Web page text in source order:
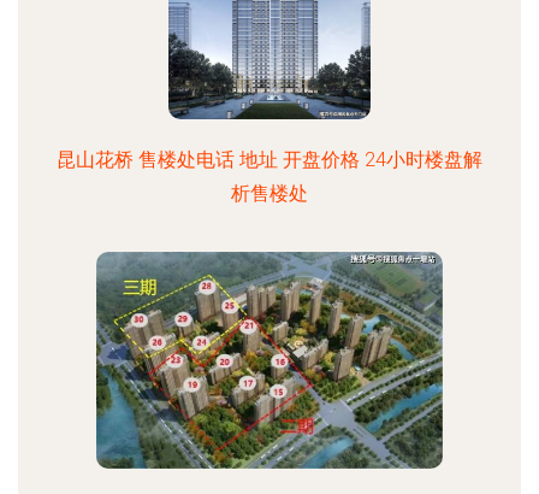
昆山花桥 售楼处电话 地址 开盘价格 24小时楼盘解
析售楼处